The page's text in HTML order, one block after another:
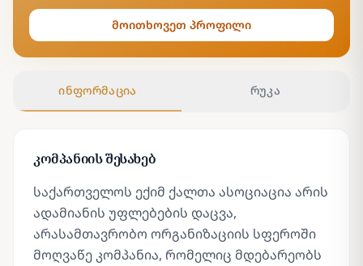
მოითხოვეთ პროფილი
ინფორმაცია რუკა
კომპანიის შესახებ
საქართველოს ექიმ ქალთა ასოციაცია არის
ადამიანის უფლებების დაცვა,
არასამთავრობო ორგანიზაციის სფეროში
მოღვაწე კომპანია, რომელიც მდებარეობს